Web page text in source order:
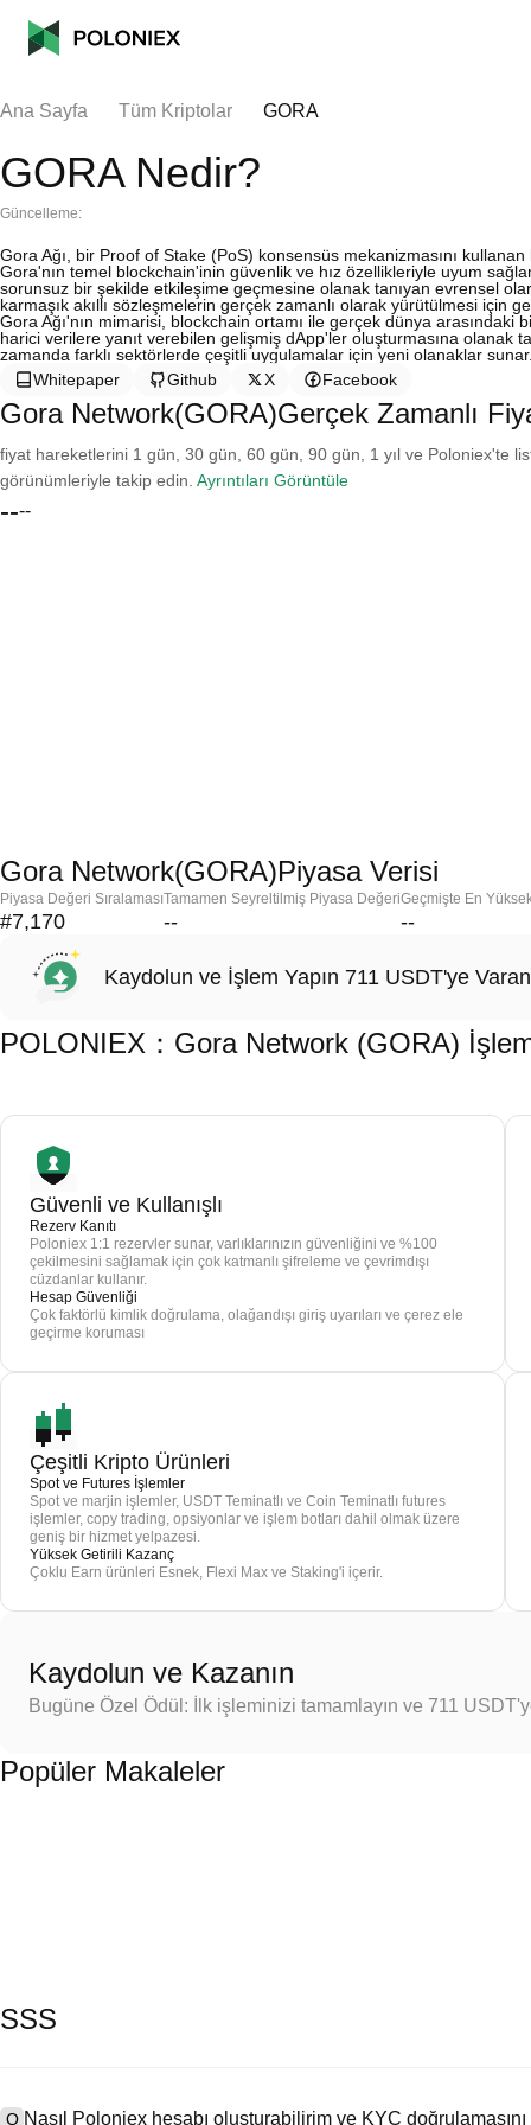
Ana Sayfa Tüm Kriptolar GORA
GORA Nedir?
Güncelleme:
Gora Ağı, bir Proof of Stake (PoS) konsensüs mekanizmasını
Gora'nın temel blockchain'inin güvenlik ve hız özellikleriyle uyum
sorunsuz bir şekilde etkileşime geçmesine olanak tanıyan evrensel
karmaşık akıllı sözleşmelerin gerçek zamanlı olarak yürütülmesi için
Gora Ağı'nın mimarisi, blockchain ortamı ile gerçek dünya
harici verilere yanıt verebilen gelişmiş dApp'ler oluşturmasına olanak
zamanda farklı sektörlerde çeşitli uygulamalar için yeni olanaklar
Whitepaper
Github X Facebook
Gora Network(GORA)Gerçek Zamanlı
fiyat hareketlerini 1 gün, 30 gün, 60 gün, 90 gün, 1 yıl ve Poloniex'te
görünümleriyle takip edin. Ayrıntıları Görüntüle
----
Gora Network(GORA)Piyasa Verisi
Piyasa Değeri Sıralaması
#7,170
Tamamen Seyreltilmiş Piyasa Değeri
--
Geçmişte En
--
Kaydolun ve İşlem Yapın 711 USDT'ye
POLONIEX：Gora Network (GORA)
Güvenli ve Kullanışlı
Rezerv Kanıtı
Poloniex 1:1 rezervler sunar, varlıklarınızın güvenliğini ve %100
çekilmesini sağlamak için çok katmanlı şifreleme ve çevrimdışı
cüzdanlar kullanır.
Hesap Güvenliği
Çok faktörlü kimlik doğrulama, olağandışı giriş uyarıları ve çerez ele
geçirme koruması
Çeşitli Kripto Ürünleri
Spot ve Futures İşlemler
Spot ve marjin işlemler, USDT Teminatlı ve Coin Teminatlı futures
işlemler, copy trading, opsiyonlar ve işlem botları dahil olmak üzere
geniş bir hizmet yelpazesi.
Yüksek Getirili Kazanç
Çoklu Earn ürünleri Esnek, Flexi Max ve Staking'i içerir.
Kaydolun ve Kazanın
Bugüne Özel Ödül: İlk işleminizi tamamlayın ve 711
Popüler Makaleler
SSS
Q Nasıl Poloniex hesabı oluşturabilirim ve KYC